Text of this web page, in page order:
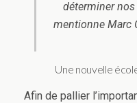
déterminer nos
mentionne Marc
Une nouvelle
Afin de pallier